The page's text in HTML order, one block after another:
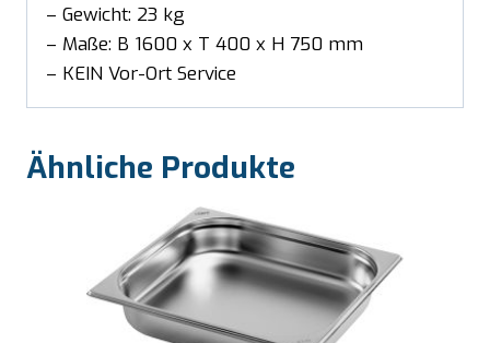
– Gewicht: 23 kg
– Maße: B 1600 x T 400 x H 750 mm
– KEIN Vor-Ort Service
Ähnliche Produkte